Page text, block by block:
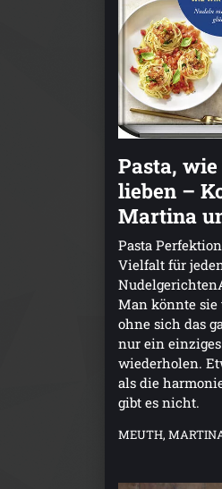
Pasta,
lieben –
Martina
Pasta
Vielfalt für
Man könnte sie
ohne sich das
nur ein
wiederholen.
als die
gibt es nicht.
MEUTH,